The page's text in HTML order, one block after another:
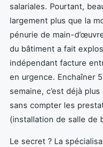
salariales. Pourtant,
largement plus que la
pénurie de main-
du bâtiment a fait
indépendant facture
en urgence. Enchaîner
semaine, c’est déjà
sans compter les
(installation de salle de
Le secret ? La